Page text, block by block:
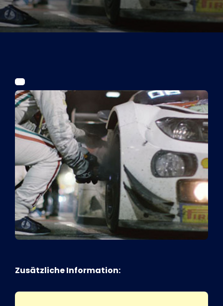
Tickets
Kurier Romy 2026
Zusätzliche Information: